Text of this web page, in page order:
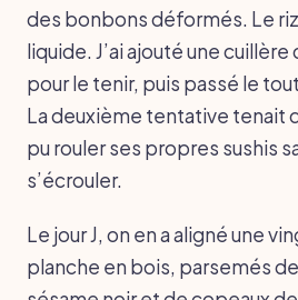
des bonbons déformés. Le
liquide. J’ai ajouté une
pour le tenir, puis passé le
La deuxième tentative tenait
pu rouler ses propres sushis
s’écrouler.
Le jour J, on en a aligné une
planche en bois, parsemés